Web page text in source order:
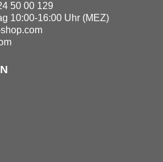
50 00 129
10:00-16:00 Uhr (MEZ)